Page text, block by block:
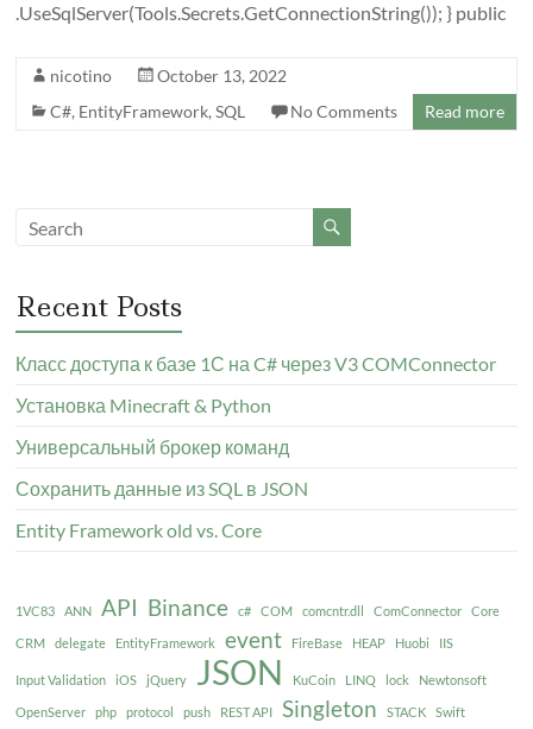
.UseSqlServer(Tools.Secrets.GetConnectionString()); } public
nicotino
October 13, 2022
C#, EntityFramework,SQL No Comments Read more
Recent Posts
Класс доступа к базе 1С на C# через V3 COMConnector
Установка Minecraft & Python
Универсальный брокер команд
Сохранить данные из SQL в JSON
Entity Framework old vs. Core
1VC83 ANN API Binance c# COM comcntr.dll ComConnector Core
CRM delegate EntityFramework event FireBase HEAP Huobi IIS
Input Validation iOS jQuery JSON KuCoin LINQ lock Newtonsoft
OpenServer php protocol push REST API Singleton STACK
Swift